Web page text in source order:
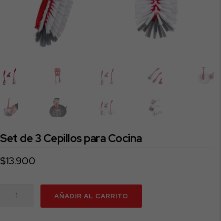
Set de 3 Cepillos para Cocina
$13.900
AÑADIR AL CARRITO